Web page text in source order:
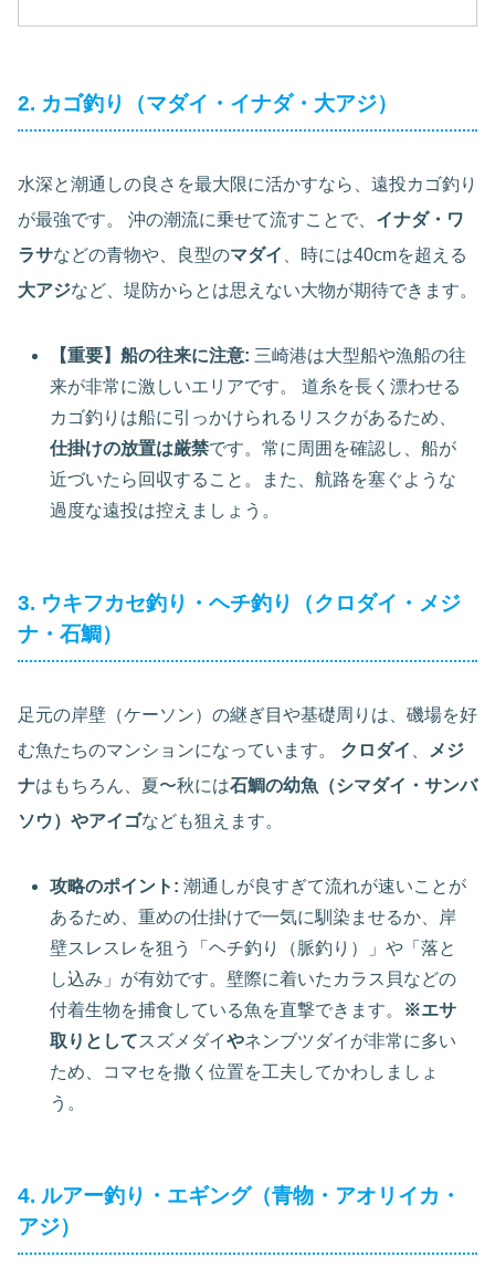
2. カゴ釣り（マダイ・イナダ・大アジ）
水深と潮通しの良さを最大限に活かすなら、遠投カゴ釣り
が最強です。 沖の潮流に乗せて流すことで、 イナダ・ワ
ラサなどの青物や、良型のマダイ
、時には40cmを超える
大アジなど、堤防からとは思えない大物が期待できます。
【重要】船の往来に注意: 三崎港は大型船や漁船の往
来が非常に激しいエリアです。 道糸を長く漂わせる
カゴ釣りは船に引っかけられるリスクがあるため、
仕掛けの放置は厳禁です。常に周囲を確認し、船が
近づいたら回収すること。また、航路を塞ぐような
過度な遠投は控えましょう。
3. ウキフカセ釣り・ヘチ釣り（クロダイ・メジ
ナ・石鯛）
足元の岸壁（ケーソン）の継ぎ目や基礎周りは、磯場を好
む魚たちのマンションになっています。 クロダイ
メジ
ナはもちろん、夏〜秋には石鯛の幼魚（シマダイ・サンバ
ソウ）やアイゴなども狙えます。
攻略のポイント: 潮通しが良すぎて流れが速いことが
あるため、重めの仕掛けで一気に馴染ませるか、岸
壁スレスレを狙う「ヘチ釣り（脈釣り）」や「落と
し込み」が有効です。壁際に着いたカラス貝などの
付着生物を捕食している魚を直撃できます。
※エサ
取りとしてスズメダイやネンブツダイが非常に多い
ため、コマセを撒く位置を工夫してかわしましょ
う。
4. ルアー釣り・エギング（青物・アオリイカ・
アジ）